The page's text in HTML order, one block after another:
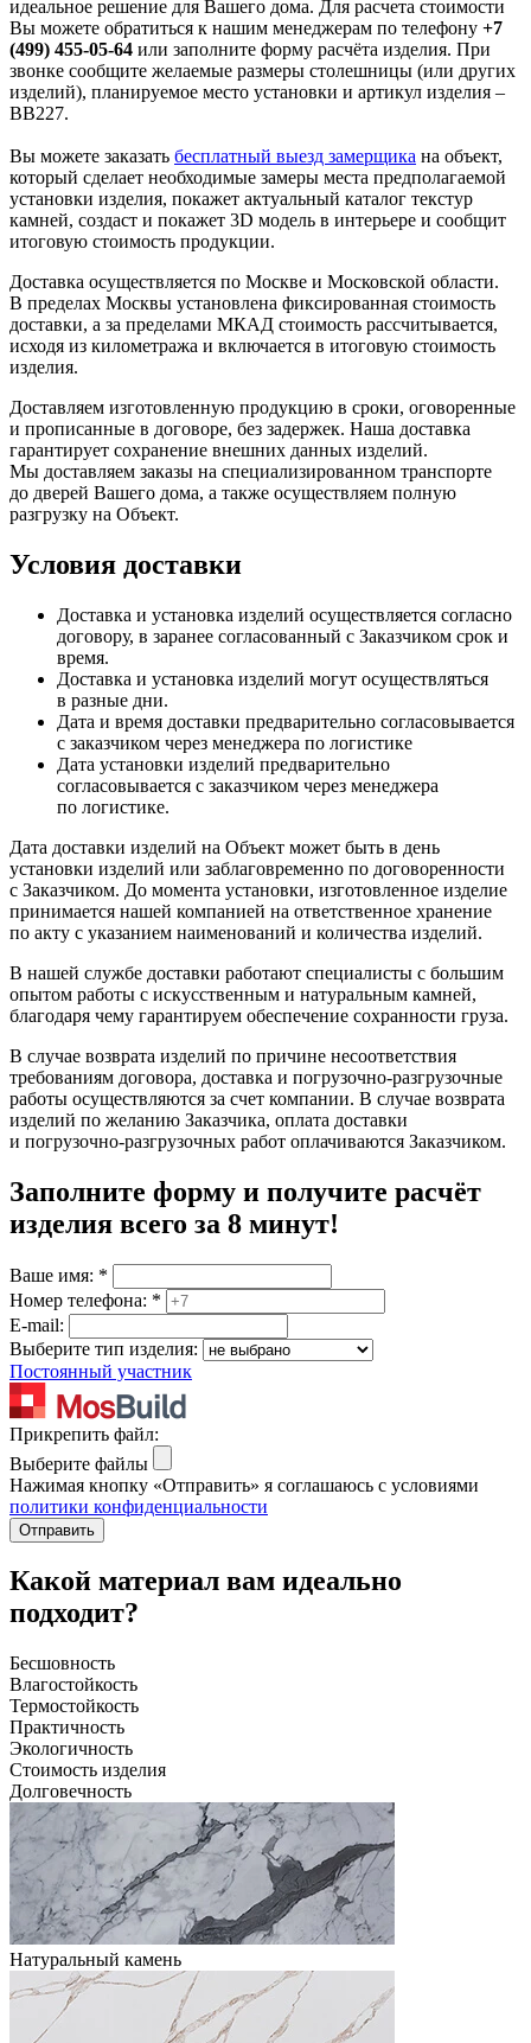
идеальное решение для Вашего дома. Для расчета стоимости
Вы можете обратиться к нашим менеджерам по телефону +7
(499) 455-05-64 или заполните форму расчёта изделия. При
звонке сообщите желаемые размеры столешницы (или других
изделий), планируемое место установки и артикул изделия –
BB227.
Вы можете заказать бесплатный выезд замерщика на объект,
который сделает необходимые замеры места предполагаемой
установки изделия, покажет актуальный каталог текстур
камней, создаст и покажет 3D модель в интерьере и сообщит
итоговую стоимость продукции.
Доставка осуществляется по Москве и Московской области.
В пределах Москвы установлена фиксированная стоимость
доставки, а за пределами МКАД стоимость рассчитывается,
исходя из километража и включается в итоговую стоимость
изделия.
Доставляем изготовленную продукцию в сроки, оговоренные
и прописанные в договоре, без задержек. Наша доставка
гарантирует сохранение внешних данных изделий.
Мы доставляем заказы на специализированном транспорте
до дверей Вашего дома, а также осуществляем полную
разгрузку на Объект.
Условия доставки
Доставка и установка изделий осуществляется согласно
договору, в заранее согласованный с Заказчиком срок и
время.
Доставка и установка изделий могут осуществляться
в разные дни.
Дата и время доставки предварительно согласовывается
с заказчиком через менеджера по логистике
Дата установки изделий предварительно
согласовывается с заказчиком через менеджера
по логистике.
Дата доставки изделий на Объект может быть в день
установки изделий или заблаговременно по договоренности
с Заказчиком. До момента установки, изготовленное изделие
принимается нашей компанией на ответственное хранение
по акту с указанием наименований и количества изделий.
В нашей службе доставки работают специалисты с большим
опытом работы с искусственным и натуральным камней,
благодаря чему гарантируем обеспечение сохранности груза.
В случае возврата изделий по причине несоответствия
требованиям договора, доставка и погрузочно-разгрузочные
работы осуществляются за счет компании. В случае возврата
изделий по желанию Заказчика, оплата доставки
и погрузочно-разгрузочных работ оплачиваются Заказчиком.
Заполните форму и получите расчёт
изделия всего за 8 минут!
Ваше имя: *
Номер телефона: *
E-mail:
Выберите тип изделия:
Постоянный участник
Прикрепить файл:
Выберите файлы
Нажимая кнопку «Отправить» я соглашаюсь с условиями
политики конфиденциальности
Отправить
Какой материал вам идеально
подходит?
Бесшовность
Влагостойкость
Термостойкость
Практичность
Экологичность
Стоимость изделия
Долговечность
Натуральный камень